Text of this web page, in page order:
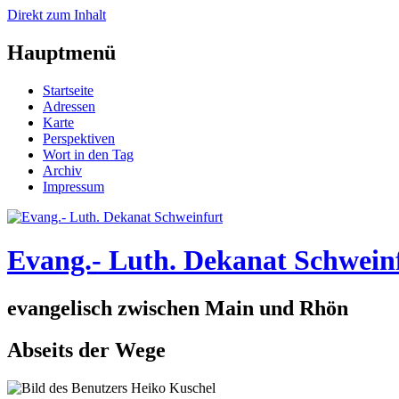
Direkt zum Inhalt
Hauptmenü
Startseite
Adressen
Karte
Perspektiven
Wort in den Tag
Archiv
Impressum
Evang.- Luth. Dekanat
evangelisch zwischen Main und Rhön
Abseits der Wege